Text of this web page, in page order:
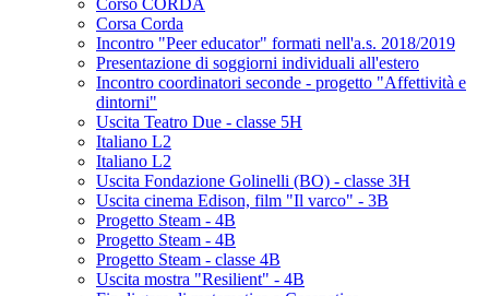
Corso CORDA
Corsa Corda
Incontro "Peer educator" formati nell'a.s. 2018/2019
Presentazione di soggiorni individuali all'estero
Incontro coordinatori seconde - progetto "Affettività e
dintorni"
Uscita Teatro Due - classe 5H
Italiano L2
Italiano L2
Uscita Fondazione Golinelli (BO) - classe 3H
Uscita cinema Edison, film "Il varco" - 3B
Progetto Steam - 4B
Progetto Steam - 4B
Progetto Steam - classe 4B
Uscita mostra "Resilient" - 4B